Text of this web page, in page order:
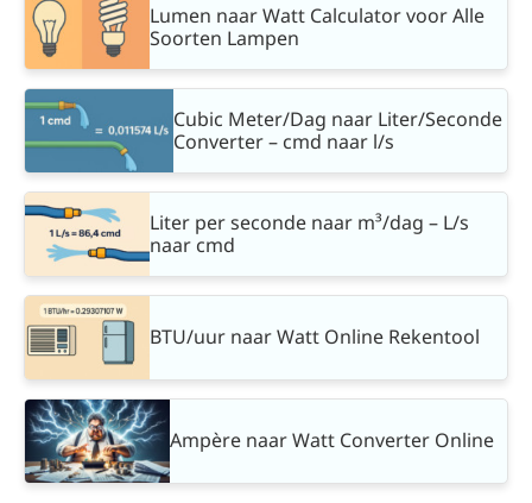
Lumen naar Watt Calculator voor Alle
Soorten Lampen
Cubic Meter/Dag naar Liter/Seconde
Converter – cmd naar l/s
Liter per seconde naar m³/dag – L/s
naar cmd
BTU/uur naar Watt Online Rekentool
Ampère naar Watt Converter Online